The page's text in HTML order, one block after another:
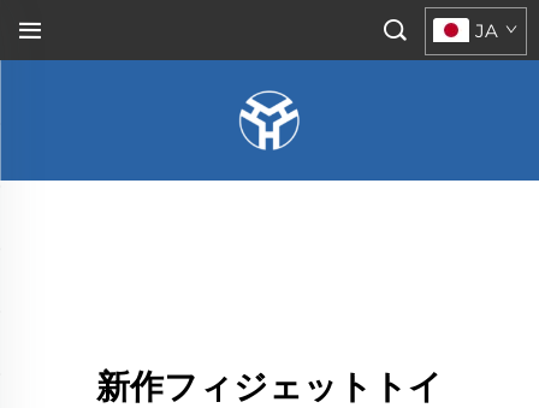
JA
新作フィジェットトイ